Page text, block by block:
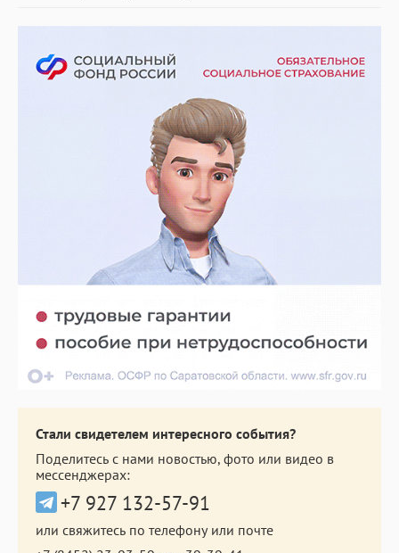
Стали свидетелем интересного события?
Поделитесь с нами новостью, фото или видео в
мессенджерах:
+7 927 132-57-91
или свяжитесь по телефону или почте